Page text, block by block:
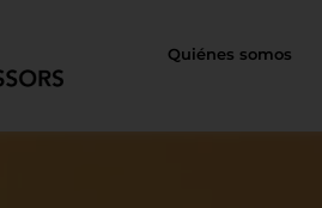
Quiénes somos